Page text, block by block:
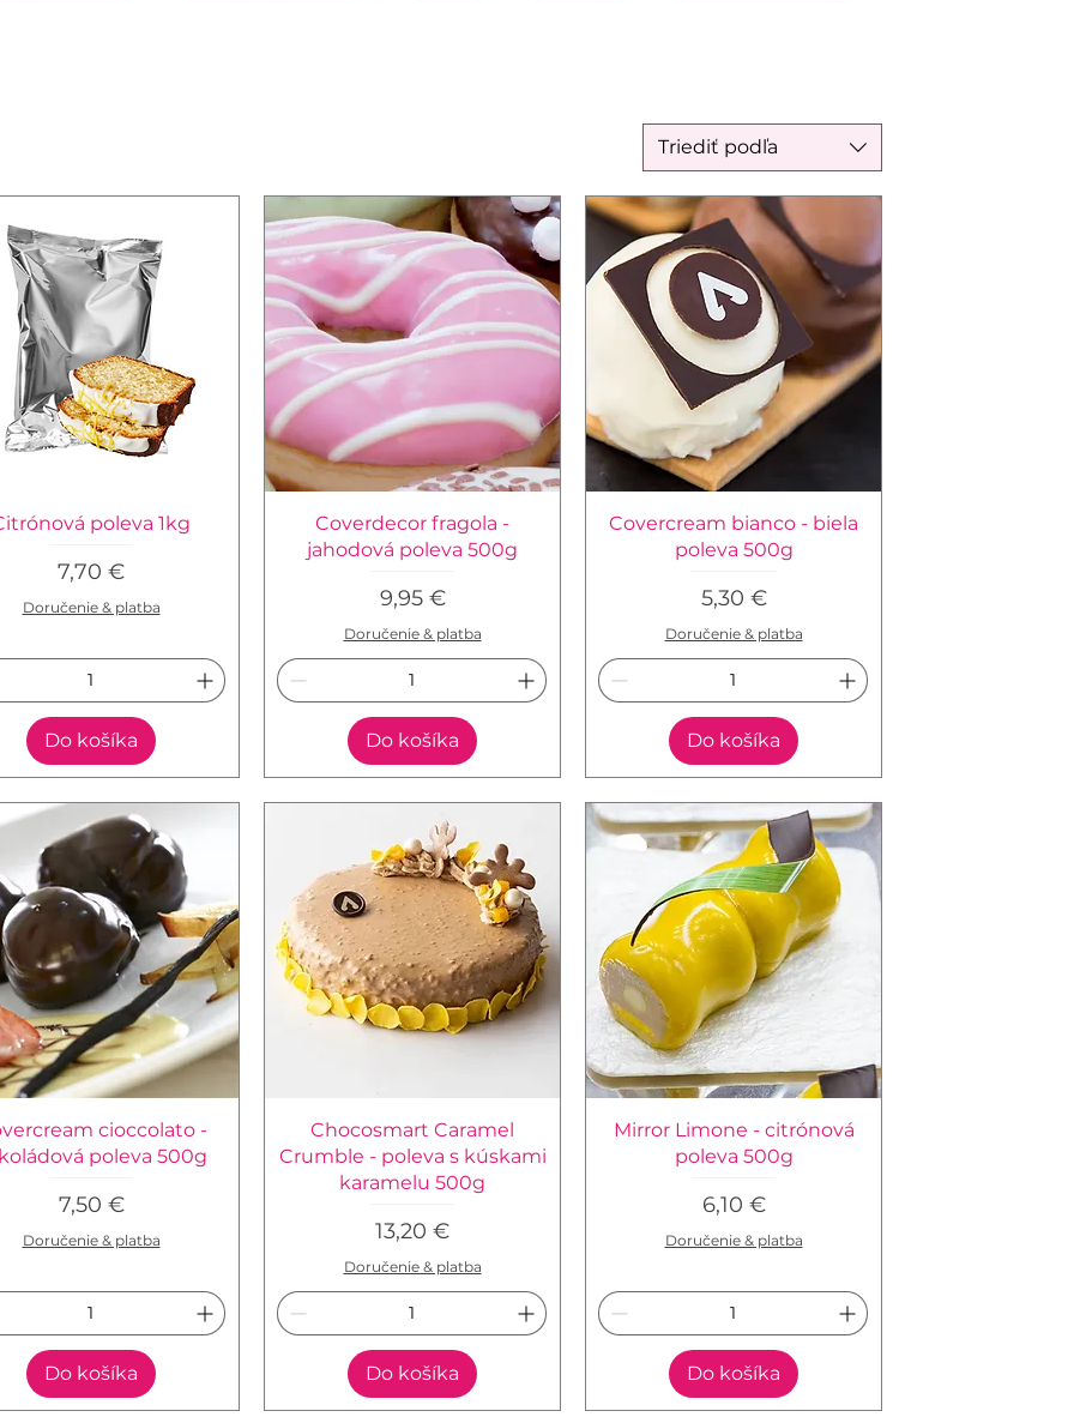
Triediť podľa
poleva 1kg
Cena
7,70 €
Doručenie & platba
Do košíka
Coverdecor fragola -
jahodová poleva 500g
Cena
9,95 €
Doručenie & platba
Do košíka
Covercream bianco - biela
poleva 500g
Cena
5,30 €
Doručenie & platba
Do košíka
cioccolato -
poleva 500g
Cena
7,50 €
Doručenie & platba
Do košíka
Chocosmart Caramel
Crumble - poleva s kúskami
karamelu 500g
Cena
13,20 €
Doručenie & platba
Do košíka
Mirror Limone - citrónová
poleva 500g
Cena
6,10 €
Doručenie & platba
Do košíka